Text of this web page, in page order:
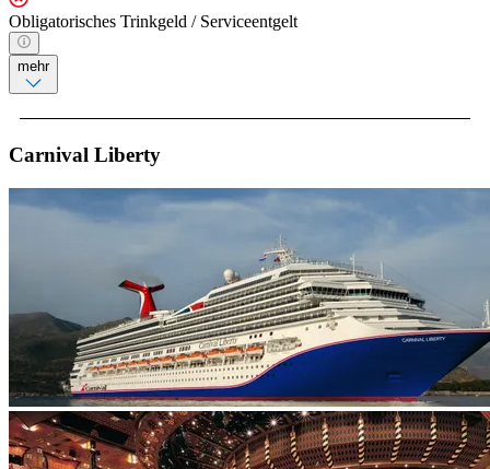
Obligatorisches Trinkgeld / Serviceentgelt
mehr
Carnival Liberty